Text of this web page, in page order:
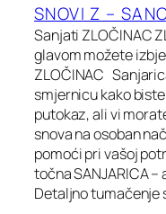
SNOVI Z –
Sanjati ZLOČINAC
glavom možete
ZLOČINAC
smjernicu kako
putokaz, ali vi
snova na osoban
pomoći pri vašoj
točna SANJARICA –
Detaljno tumačenje